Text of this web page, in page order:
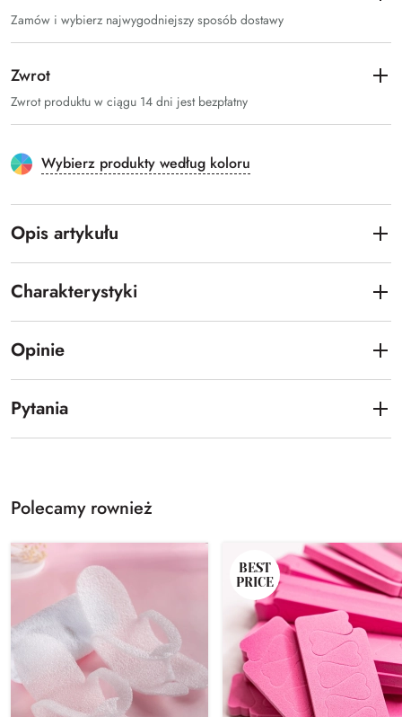
Zamów i wybierz najwygodniejszy sposób dostawy
Zwrot
Zwrot produktu w ciągu 14 dni jest bezpłatny
Wybierz produkty według koloru
Opis artykułu
Charakterystyki
Opinie
Pytania
Polecamy rownież
BEST
PRICE